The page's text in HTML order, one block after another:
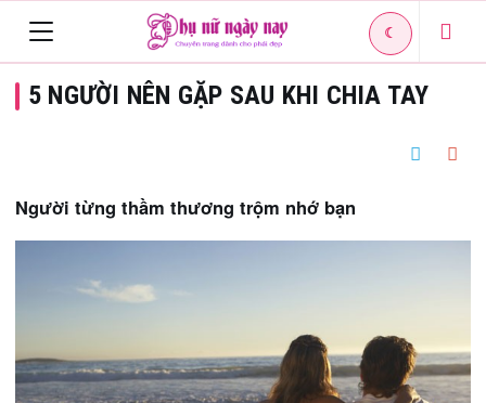
navigation
☾
5 NGƯỜI NÊN GẶP SAU KHI CHIA TAY
Người từng thầm thương trộm nhớ bạn